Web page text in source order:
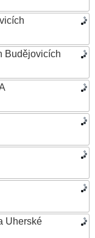
Budějovicích
Uherské